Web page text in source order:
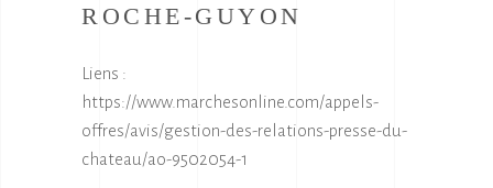
ROCHE-GUYON
Liens :
https://www.marchesonline.com/appels-
offres/avis/gestion-des-relations-presse-du-
chateau/ao-9502054-1